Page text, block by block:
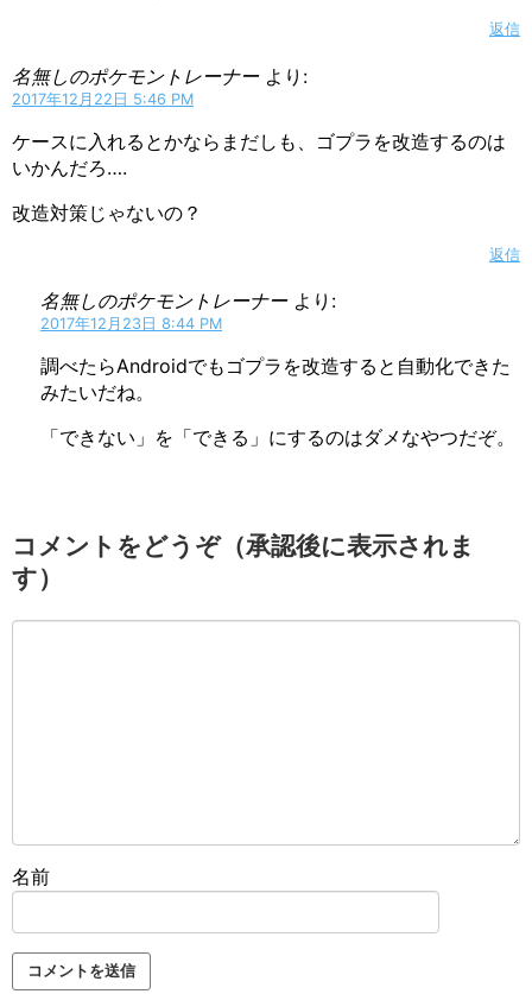
返信
名無しのポケモントレーナー より:
2017年12月22日 5:46 PM
ケースに入れるとかならまだしも、ゴプラを改造するのは
いかんだろ….
改造対策じゃないの？
返信
名無しのポケモントレーナー より:
2017年12月23日 8:44 PM
調べたらAndroidでもゴプラを改造すると自動化できた
みたいだね。
「できない」を「できる」にするのはダメなやつだぞ。
コメントをどうぞ（承認後に表示されま
す）
名前